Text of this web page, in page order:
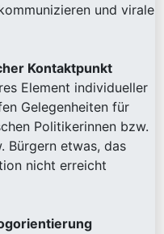
und virale
Kontaktpunkt
Element individueller
Gelegenheiten für
Politikerinnen bzw.
Bürgern etwas, das
nicht erreicht